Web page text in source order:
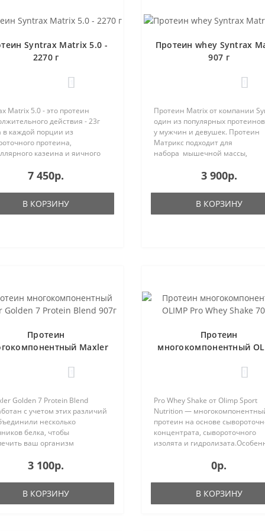
Syntrax Matrix 5.0 -
2270 г
Matrix 5.0 - это протеин
действия - 23г
в каждой порции из
протеина,
казеина и яичного
наслаждение приятными
здоровье, хороший
и вос..
7 450р.
В КОРЗИНУ
Протеин whey Syntrax
907 г
Протеин Matrix от компании
один из популярных протеинов
у мужчин и девушек. Протеин
Матрикс подходит для
набора мышечной массы,
восстановления после
тренировок. Купить матрикс в
3 900р.
В КОРЗИНУ
Протеин
Maxler
Golden 7 Protein Blend
с учетом этих различий
несколько
белка, чтобы
ваш организм
Гидролизованные
белки помогают
быстро усваива..
3 100р.
В КОРЗИНУ
Протеин
многокомпонентный
Pro Whey Shake от Olimp Sport
Nutrition —
протеин на основе
концентрата, сывороточного
изолята и
усвоение и высокая
ценность;с повышенной
BC..
0р.
В КОРЗИНУ